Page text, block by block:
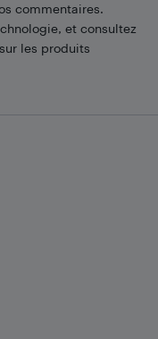
commentaires.
et consultez
les produits